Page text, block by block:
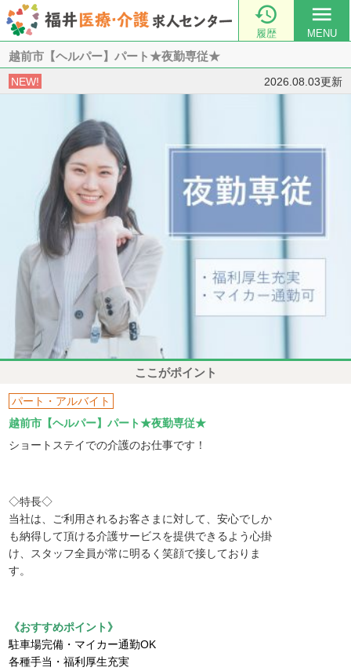

履歴
menu
MENU
越前市【ヘルパー】パート★夜勤専従★
NEW! 2026.08.03更新
ここがポイント
パート・アルバイト
越前市【ヘルパー】パート★夜勤専従★
ショートステイでの介護のお仕事です！
◇特長◇
当社は、ご利用されるお客さまに対して、安心でしか
も納得して頂ける介護サービスを提供できるよう心掛
け、スタッフ全員が常に明るく笑顔で接しておりま
す。
《おすすめポイント》
駐車場完備・マイカー通勤OK
各種手当・福利厚生充実